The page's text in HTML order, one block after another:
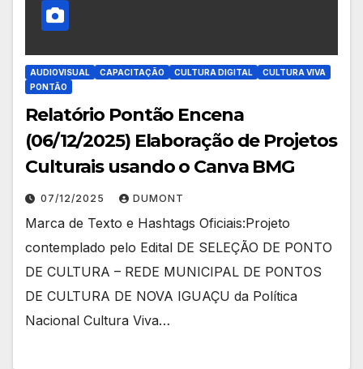
AUDIOVISUAL CAPACITAÇÃO CULTURA DIGITAL
CULTURA VIVA
PONTÃO
Relatório Pontão Encena
(06/12/2025) Elaboração de Projetos
Culturais usando o Canva BMG
07/12/2025 DUMONT
Marca de Texto e Hashtags Oficiais:Projeto
contemplado pelo Edital DE SELEÇÃO DE PONTO
DE CULTURA – REDE MUNICIPAL DE PONTOS
DE CULTURA DE NOVA IGUAÇU da Política
Nacional Cultura Viva…